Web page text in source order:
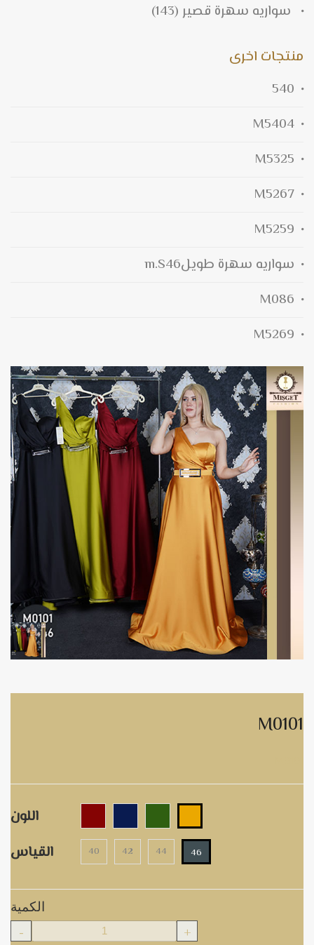
سواريه سهرة قصير (143)
منتجات اخرى
540
M5404
M5325
M5267
M5259
سواريه سهرة طويلm.s46
M086
M5269
M0101
اللون
القياس
40 42 44 46
الكمية
- +